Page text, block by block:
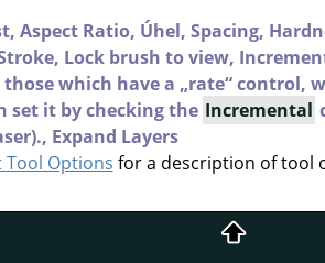
Aspect Ratio, Úhel, Spacing,
Lock brush to view,
which have a „rate“control,
set it by checking the Incremental
Expand Layers
Tool Options for a description of tool